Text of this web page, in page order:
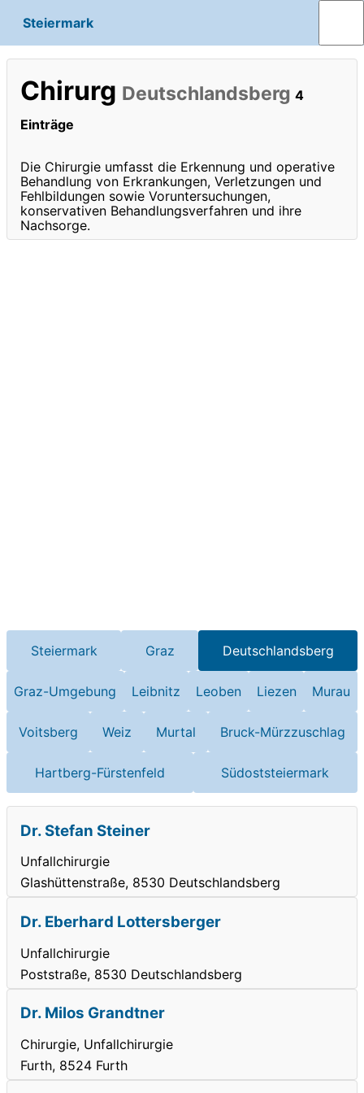
Steiermark
Chirurg Deutschlandsberg 4
Einträge
Die Chirurgie umfasst die Erkennung und operative
Behandlung von Erkrankungen, Verletzungen und
Fehlbildungen sowie Voruntersuchungen,
konservativen Behandlungsverfahren und ihre
Nachsorge.
Steiermark Graz Deutschlandsberg
Graz-Umgebung Leibnitz Leoben Liezen Murau
Voitsberg Weiz Murtal Bruck-Mürzzuschlag
Hartberg-Fürstenfeld Südoststeiermark
Dr. Stefan Steiner
Unfallchirurgie
Glashüttenstraße, 8530 Deutschlandsberg
Dr. Eberhard Lottersberger
Unfallchirurgie
Poststraße, 8530 Deutschlandsberg
Dr. Milos Grandtner
Chirurgie, Unfallchirurgie
Furth, 8524 Furth